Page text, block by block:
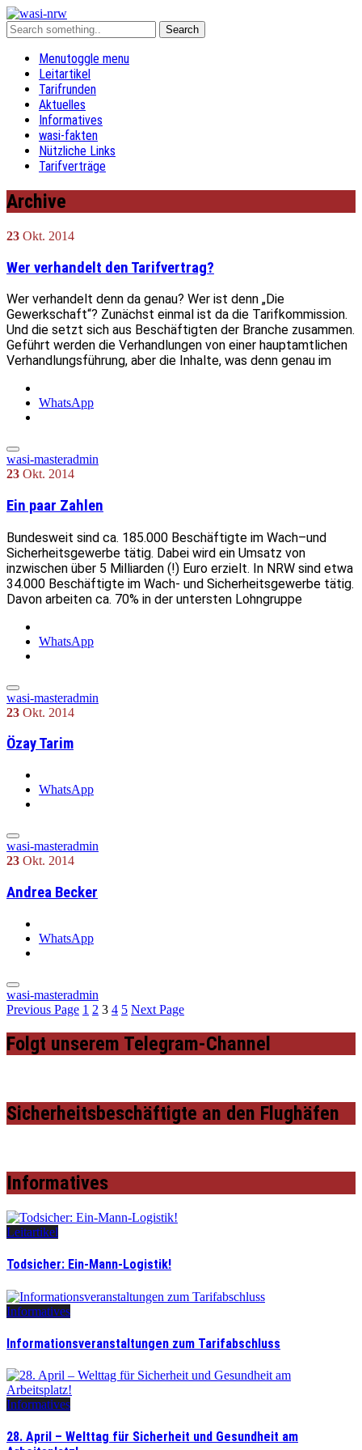
Menutoggle menu
Leitartikel
Tarifrunden
Aktuelles
Informatives
wasi-fakten
Nützliche Links
Tarifverträge
Archive
23 Okt. 2014
Wer verhandelt den Tarifvertrag?
Wer verhandelt denn da genau? Wer ist denn „Die
Gewerkschaft“? Zunächst einmal ist da die Tarifkommission.
Und die setzt sich aus Beschäftigten der Branche zusammen.
Geführt werden die Verhandlungen von einer hauptamtlichen
Verhandlungsführung, aber die Inhalte, was denn genau im
WhatsApp
wasi-masteradmin
23 Okt. 2014
Ein paar Zahlen
Bundesweit sind ca. 185.000 Beschäftigte im Wach–und
Sicherheitsgewerbe tätig. Dabei wird ein Umsatz von
inzwischen über 5 Milliarden (!) Euro erzielt. In NRW sind etwa
34.000 Beschäftigte im Wach- und Sicherheitsgewerbe tätig.
Davon arbeiten ca. 70% in der untersten Lohngruppe
WhatsApp
wasi-masteradmin
23 Okt. 2014
Özay Tarim
WhatsApp
wasi-masteradmin
23 Okt. 2014
Andrea Becker
WhatsApp
wasi-masteradmin
Previous Page 1 2 3 4 5 Next Page
Folgt unserem Telegram-Channel
Sicherheitsbeschäftigte an den Flughäfen
Informatives
Leitartikel
Todsicher: Ein-Mann-Logistik!
Informatives
Informationsveranstaltungen zum Tarifabschluss
Informatives
28. April – Welttag für Sicherheit und Gesundheit am